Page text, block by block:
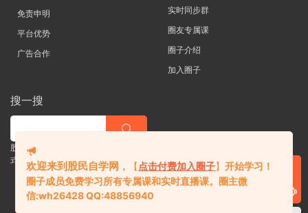
免责申明
平台优势
广告合作
实时同步群
圈友专属课
圈子介绍
加入圈子
搜一搜
股票 |直播| 外汇| 期货 |金融理财一站
式学习平台
欢迎来到股民自学网 ， 【 点击付费加入圈子】开始学习！
圈子成员免费学习所有专属课和实时直播课。 圈主微
信:wh26428 QQ:48856940